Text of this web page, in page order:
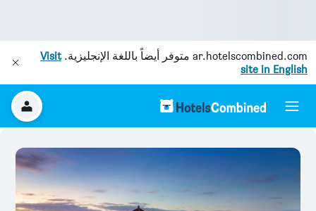
ar.hotelscombined.com متوفر أيضاً باللغة الإنجليزية.Visit
site in English